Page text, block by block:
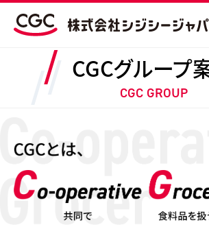
CGCグループ
CGC GROUP